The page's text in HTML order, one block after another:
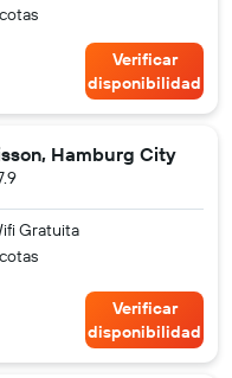
Verificar
disponibilidad
Hamburg City
Gratuita
Verificar
disponibilidad